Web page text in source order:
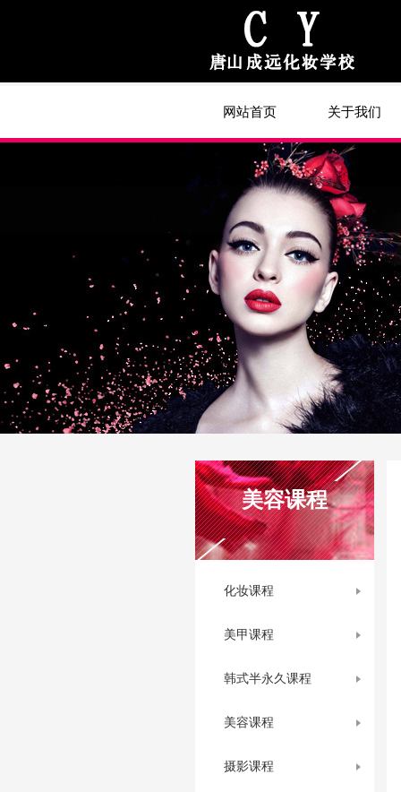
网站首页 关于我们
美容课程
化妆课程
美甲课程
韩式半永久课程
美容课程
摄影课程